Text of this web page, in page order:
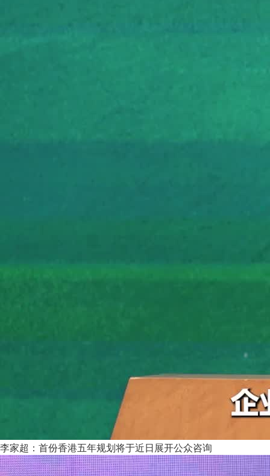
李家超：首份香港五年规划将于近日展开公众咨询